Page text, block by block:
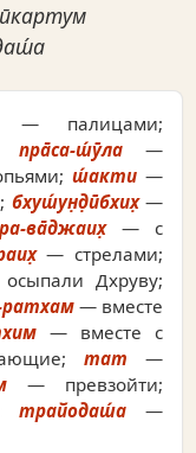
палицами;
пра̄са-ш́ӯла —
ш́акти—
бхуш́ун̣д̣ӣбхих̣—
ва̄джаих̣— с
— стрелами;
Дхруву;
ратхам— вместе
— вместе с
тат —
— превзойти;
трайодаш́а —